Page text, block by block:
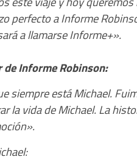
perfecto a Informe
a llamarse Informe+».
Informe Robinson:
siempre está Michael.
la vida de Michael. La